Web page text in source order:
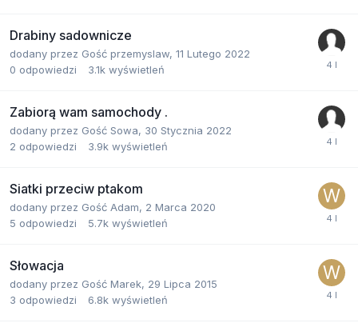
Drabiny sadownicze
dodany przez Gość przemyslaw, 11 Lutego 2022
0 odpowiedzi 3.1k wyświetleń
Zabiorą wam samochody .
dodany przez Gość Sowa, 30 Stycznia 2022
2 odpowiedzi 3.9k wyświetleń
Siatki przeciw ptakom
dodany przez Gość Adam, 2 Marca 2020
5 odpowiedzi 5.7k wyświetleń
Słowacja
dodany przez Gość Marek, 29 Lipca 2015
3 odpowiedzi 6.8k wyświetleń